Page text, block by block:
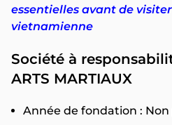
essentielles avant de
vietnamienne
Société à
ARTS MARTIAUX
Année de fondation : Non